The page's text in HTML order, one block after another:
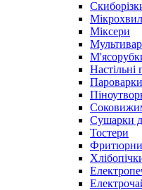
Міксери
Настільні
Пароварки
Сушарки
Тостери